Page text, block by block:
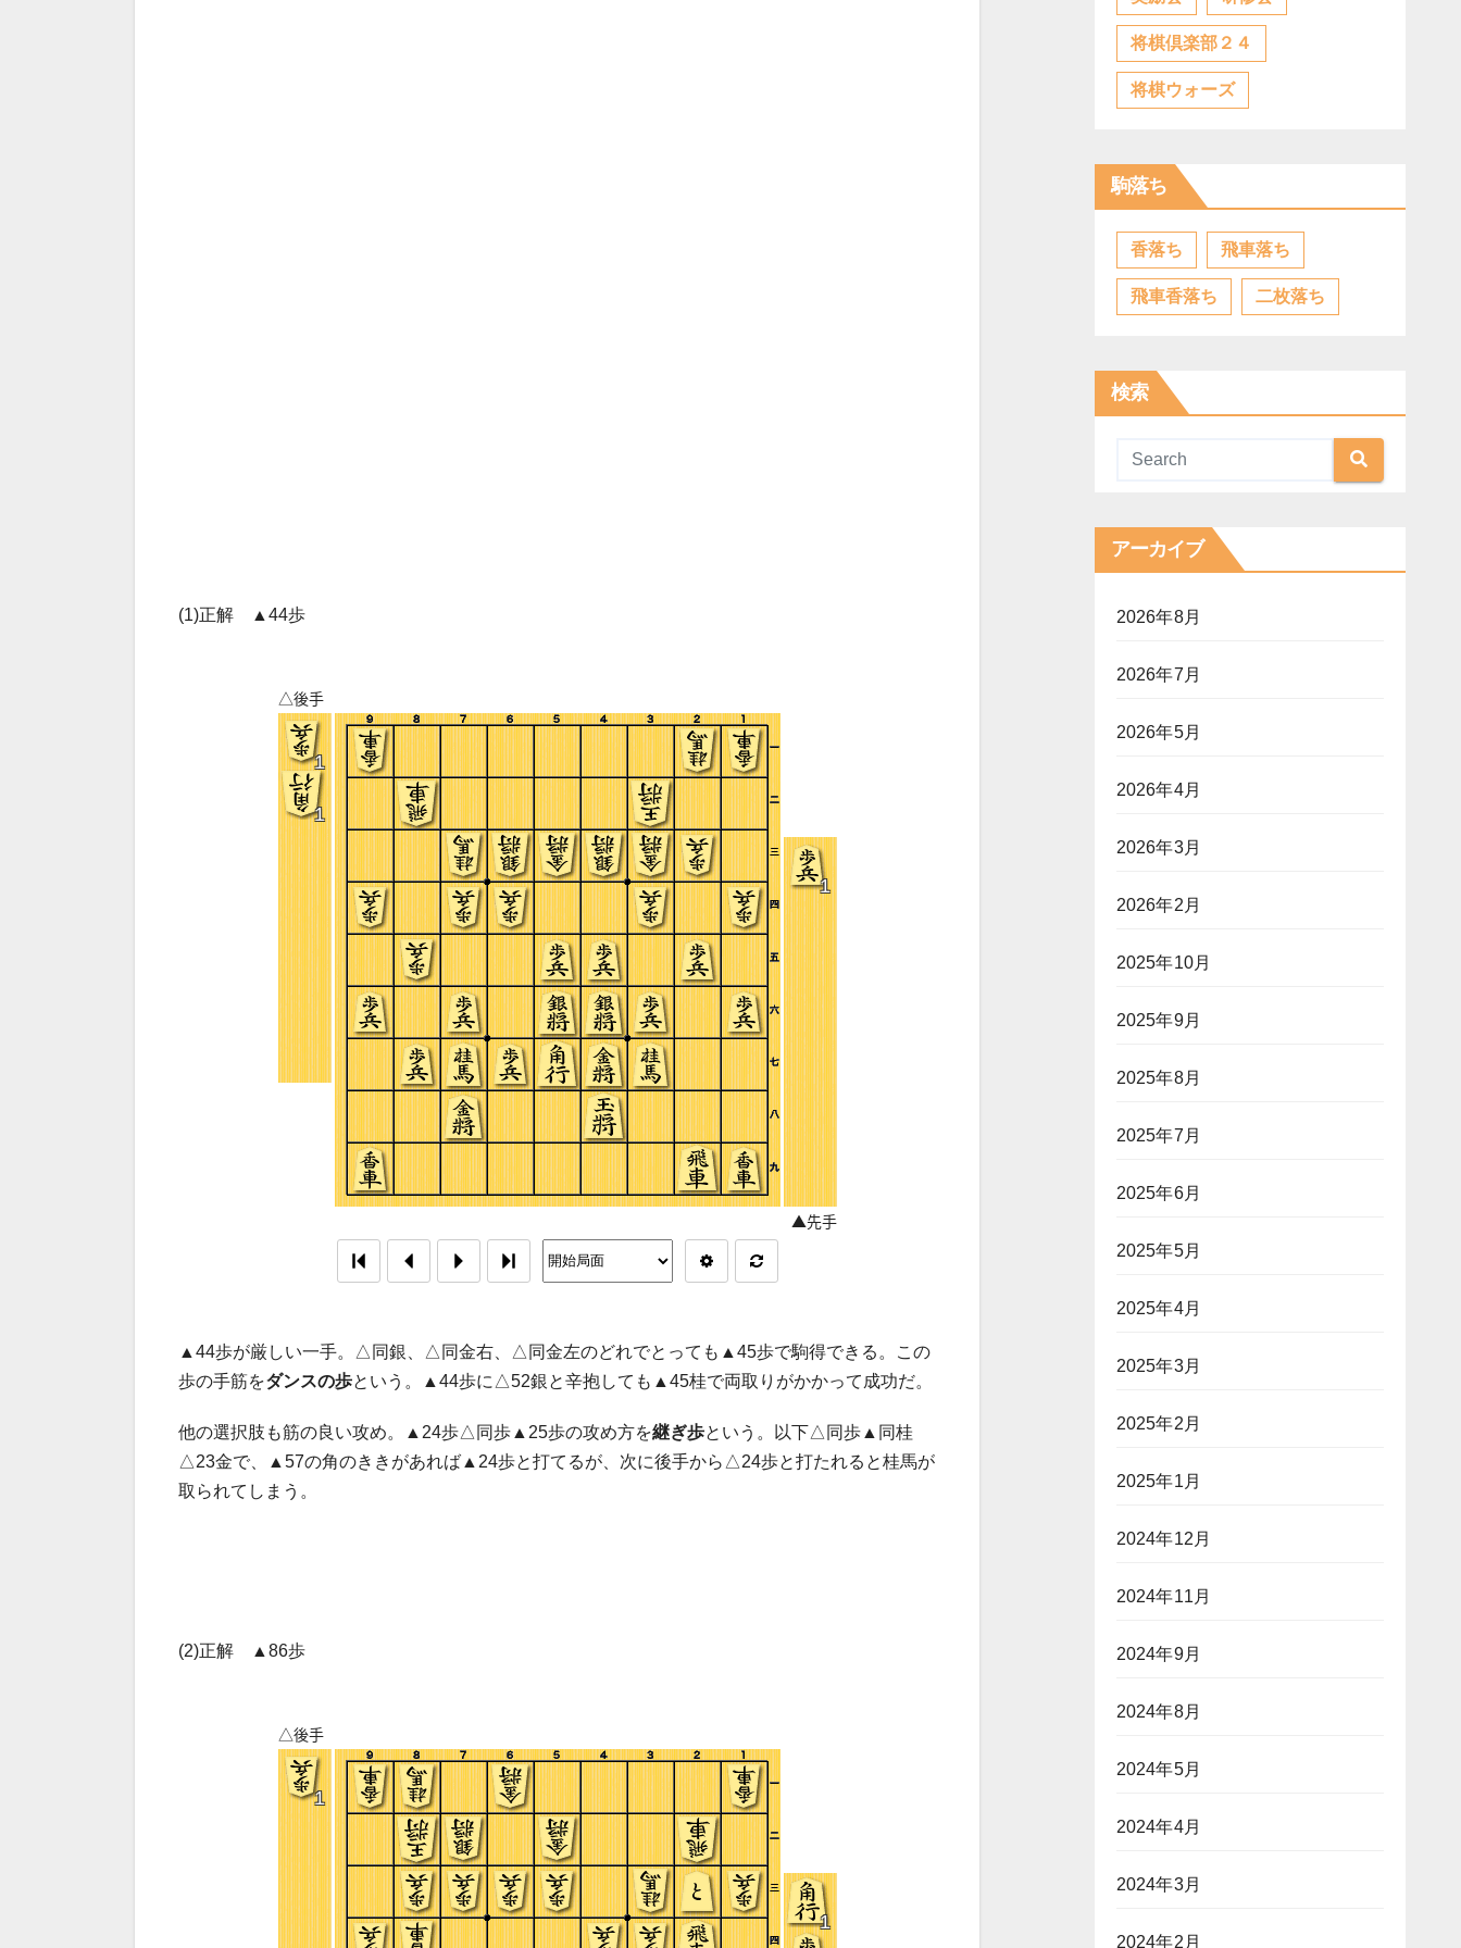
(1)正解 ▲44歩
▲44歩が厳しい一手。△同銀、△同金右、△同金左のどれでとっても▲45歩で駒得できる。この
歩の手筋をダンスの歩という。▲44歩に△52銀と辛抱しても▲45桂で両取りがかかって成功だ。
他の選択肢も筋の良い攻め。▲24歩△同歩▲25歩の攻め方を継ぎ歩という。以下△同歩▲同桂
△23金で、▲57の角のききがあれば▲24歩と打てるが、次に後手から△24歩と打たれると桂馬が
取られてしまう。
(2)正解 ▲86歩
将棋倶楽部２４
将棋ウォーズ
駒落ち
香落ち 飛車落ち
飛車香落ち 二枚落ち
検索
アーカイブ
2026年8月
2026年7月
2026年5月
2026年4月
2026年3月
2026年2月
2025年10月
2025年9月
2025年8月
2025年7月
2025年6月
2025年5月
2025年4月
2025年3月
2025年2月
2025年1月
2024年12月
2024年11月
2024年9月
2024年8月
2024年5月
2024年4月
2024年3月
2024年2月